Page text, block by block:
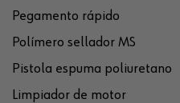
Pegamento rápido
Polímero sellador MS
Pistola espuma poliuretano
Limpiador de motor